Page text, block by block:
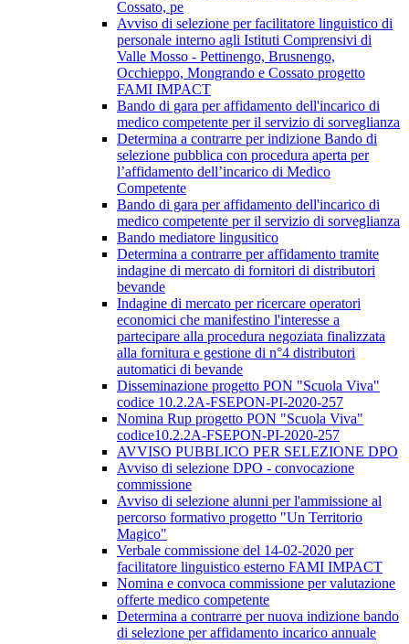
Cossato, pe
Avviso di selezione per facilitatore linguistico di
personale interno agli Istituti Comprensivi di
Valle Mosso - Pettinengo, Brusnengo,
Occhieppo, Mongrando e Cossato progetto
FAMI IMPACT
Bando di gara per affidamento dell'incarico di
medico competente per il servizio di sorveglianza
Determina a contrarre per indizione Bando di
selezione pubblica con procedura aperta per
l’affidamento dell’incarico di Medico
Competente
Bando di gara per affidamento dell'incarico di
medico competente per il servizio di sorveglianza
Bando mediatore lingusitico
Determina a contrarre per affidamento tramite
indagine di mercato di fornitori di distributori
bevande
Indagine di mercato per ricercare operatori
economici che manifestino l'interesse a
partecipare alla procedura negoziata finalizzata
alla fornitura e gestione di n°4 distributori
automatici di bevande
Disseminazione progetto PON "Scuola Viva"
codice 10.2.2A-FSEPON-PI-2020-257
Nomina Rup progetto PON "Scuola Viva"
codice10.2.2A-FSEPON-PI-2020-257
AVVISO PUBBLICO PER SELEZIONE DPO
Avviso di selezione DPO - convocazione
commissione
Avviso di selezione alunni per l'ammissione al
percorso formativo progetto "Un Territorio
Magico"
Verbale commissione del 14-02-2020 per
facilitatore linguistico esterno FAMI IMPACT
Nomina e convoca commissione per valutazione
offerte medico competente
Determina a contrarre per nuova indizione bando
di selezione per affidamento incarico annuale